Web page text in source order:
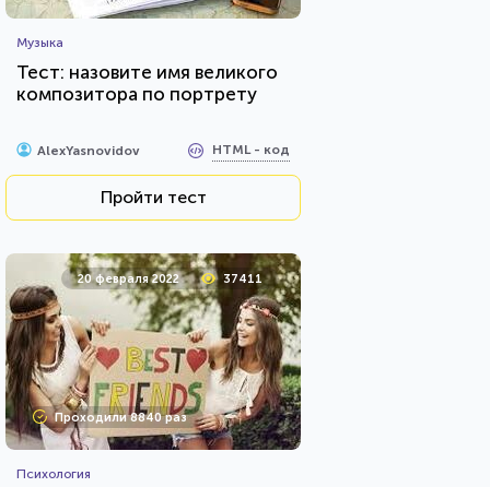
Музыка
Тест: назовите имя великого
композитора по портрету
AlexYasnovidov HTML - код
Пройти тест
20 февраля 2022 37411
Проходили 8840 раз
Психология